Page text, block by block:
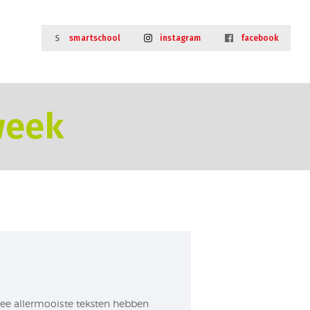
smartschool instagram facebook
allermooiste teksten hebben